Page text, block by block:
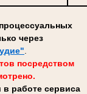
через
посредством
работе сервиса